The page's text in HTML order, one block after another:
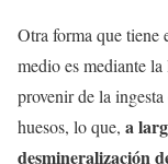
Otra forma que tiene
medio es mediante
provenir de la
huesos, lo que, a
desmineralización